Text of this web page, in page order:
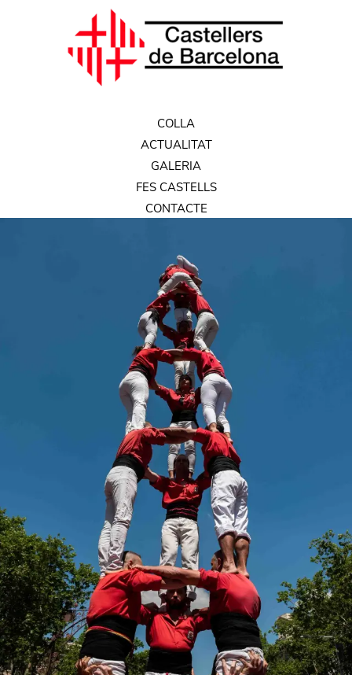
COLLA
ACTUALITAT
GALERIA
FES CASTELLS
CONTACTE